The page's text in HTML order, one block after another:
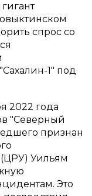
спрос со
1" под
2022 года
"Северный
признан
(ЦРУ) Уильям
Это